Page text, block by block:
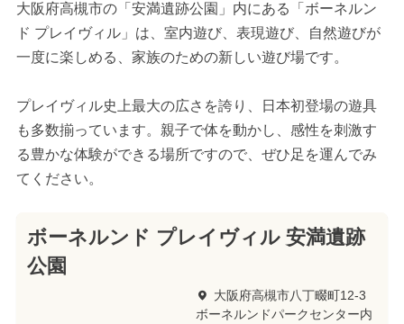
大阪府高槻市の「安満遺跡公園」内にある「ボーネルン
ド プレイヴィル」は、室内遊び、表現遊び、自然遊びが
一度に楽しめる、家族のための新しい遊び場です。
プレイヴィル史上最大の広さを誇り、日本初登場の遊具
も多数揃っています。親子で体を動かし、感性を刺激す
る豊かな体験ができる場所ですので、ぜひ足を運んでみ
てください。
ボーネルンド プレイヴィル 安満遺跡
公園
大阪府高槻市八丁畷町12-3
ボーネルンドパークセンター内